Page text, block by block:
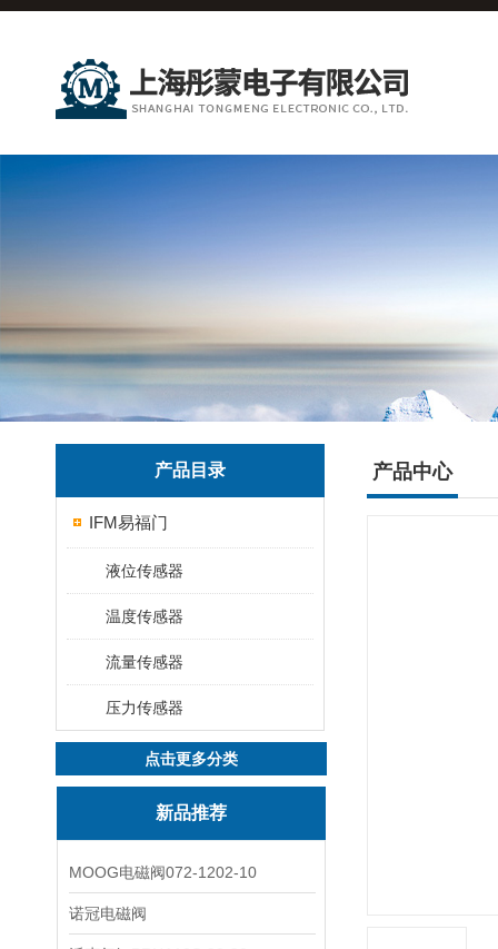
产品目录
IFM易福门
液位传感器
温度传感器
流量传感器
压力传感器
点击更多分类
新品推荐
MOOG电磁阀072-1202-10
诺冠电磁阀
产品中心